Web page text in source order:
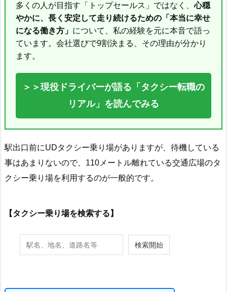
多くの人が目指す「トップセールス」ではなく、心穏
やかに、長く安定して走り続けるための「本当に幸せ
になる働き方」 について、私の経験を元に本音で語っ
ています。会社選びで9割決まる、その理由が分かり
ます。
＞＞現役ドライバーが語る「タクシー転職の
リアル」を読んでみる
駅出口前にUDタクシー乗り場がありますが、待機している
事はあまりないので、110メートル離れている交通広場のタ
クシー乗り場を利用するのが一般的です。
【タクシー乗り場を検索する】